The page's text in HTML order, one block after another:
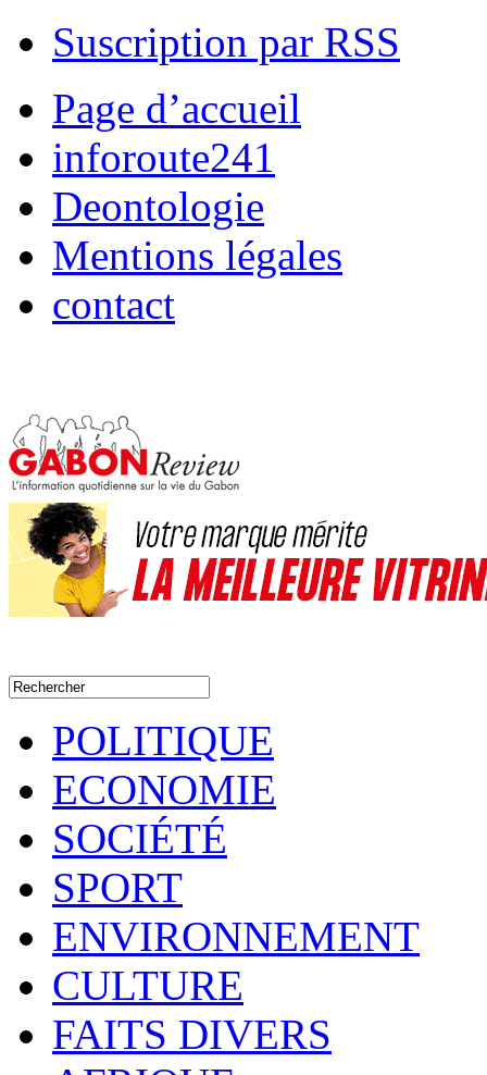
Suscription par RSS
Page d’accueil
inforoute241
Deontologie
Mentions légales
contact
POLITIQUE
ECONOMIE
SOCIÉTÉ
SPORT
ENVIRONNEMENT
CULTURE
FAITS DIVERS